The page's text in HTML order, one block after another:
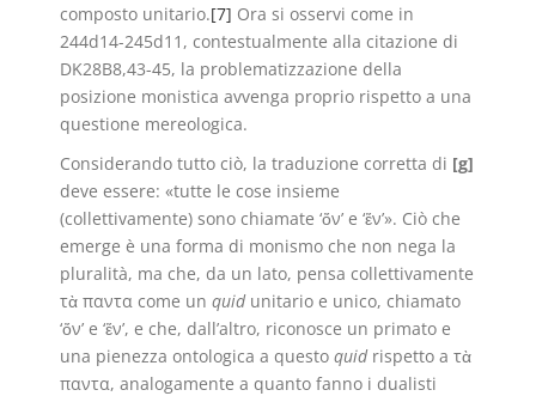
composto unitario.[7] Ora si osservi come in
244d14-245d11, contestualmente alla citazione di
DK28B8,43-45, la problematizzazione della
posizione monistica avvenga proprio rispetto a una
questione mereologica.
Considerando tutto ciò, la traduzione corretta di [g]
deve essere: «tutte le cose insieme
(collettivamente) sono chiamate ‘ὄν’ e ‘ἕν’». Ciò che
emerge è una forma di monismo che non nega la
pluralità, ma che, da un lato, pensa collettivamente
τὰ παντα come un quidunitario e unico, chiamato
‘ὄν’ e ‘ἕν’, e che, dall’altro, riconosce un primato e
una pienezza ontologica a questo quidrispetto a τὰ
παντα, analogamente a quanto fanno i dualisti